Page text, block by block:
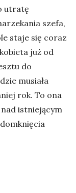
utratę
szefa,
staje się coraz
już od
do
musiała
rok. To ona
istniejącym